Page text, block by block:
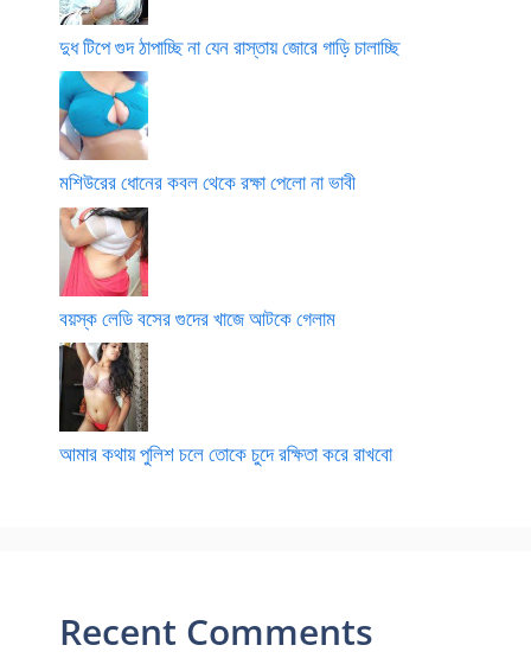
দুধ টিপে গুদ ঠাপাচ্ছি না যেন রাস্তায় জোরে গাড়ি চালাচ্ছি
মশিউরের ধোনের কবল থেকে রক্ষা পেলো না ভাবী
বয়স্ক লেডি বসের গুদের খাজে আটকে গেলাম
আমার কথায় পুলিশ চলে তোকে চুদে রক্ষিতা করে রাখবো
Recent Comments